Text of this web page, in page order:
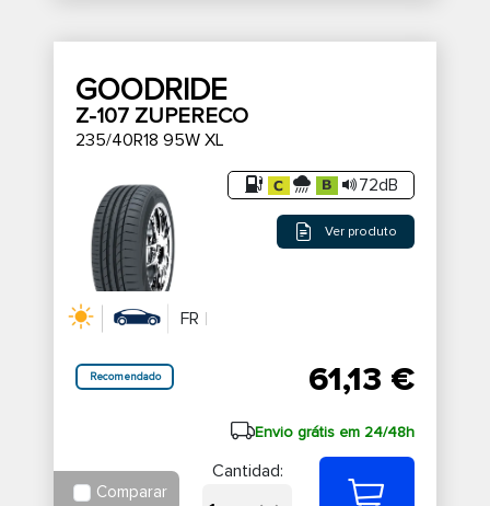
GOODRIDE
Z-107 ZUPERECO
235/40R18 95W XL
72dB
Ver produto
FR
Recomendado 61,13 €
Envio grátis em 24/48h
Comparar
Cantidad: